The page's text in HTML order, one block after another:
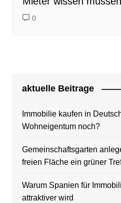
0
aktuelle Beitrage
Immobilie kaufen in
Wohneigentum noch?
Gemeinschaftsgarten
freien Fläche ein grüner
Warum Spanien für
attraktiver wird